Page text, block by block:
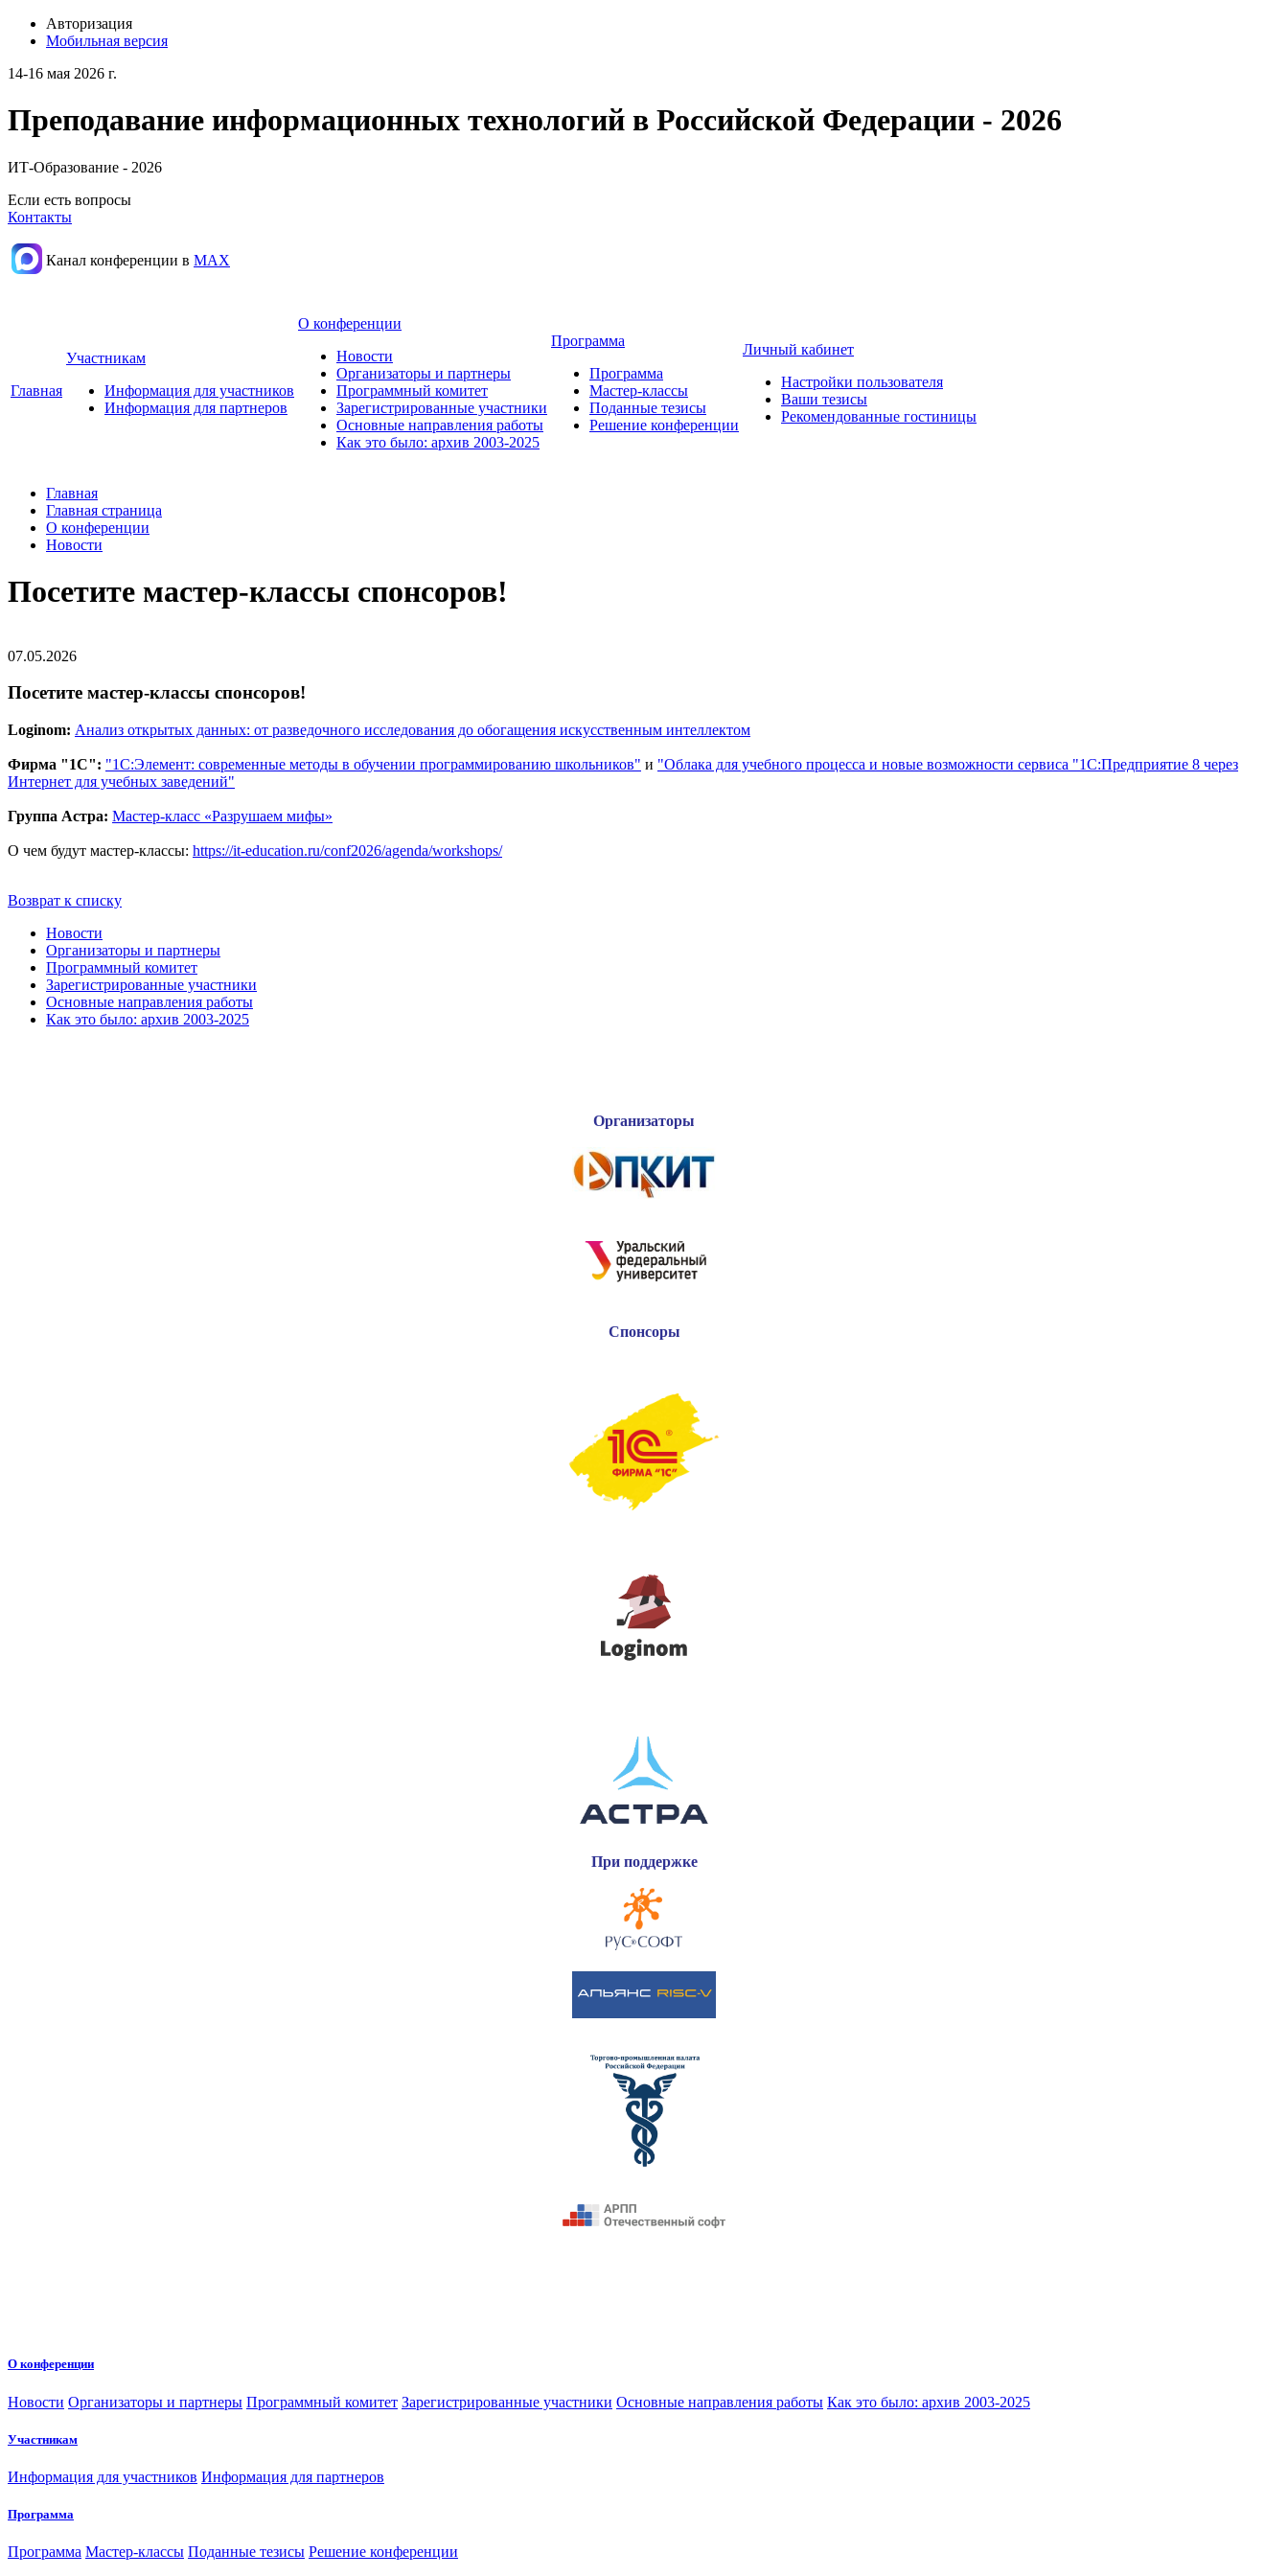
Авторизация
Мобильная версия
14-16 мая 2026 г.
Преподавание информационных технологий в Российской Федерации - 2026
ИТ-Образование - 2026
Если есть вопросы
Контакты
Канал конференции в МАХ
Главная
Участникам
Информация для участников
Информация для партнеров
О конференции
Новости
Организаторы и партнеры
Программный комитет
Зарегистрированные участники
Основные направления работы
Как это было: архив 2003-2025
Программа
Программа
Мастер-классы
Поданные тезисы
Решение конференции
Личный кабинет
Настройки пользователя
Ваши тезисы
Рекомендованные гостиницы
Главная
Главная страница
О конференции
Новости
Посетите мастер-классы спонсоров!
07.05.2026
Посетите мастер-классы спонсоров!
Loginom: Анализ открытых данных: от разведочного исследования до обогащения искусственным интеллектом
Фирма "1С": "1С:Элемент: современные методы в обучении программированию школьников" и "Облака для учебного процесса и новые возможности сервиса "1С:Предприятие 8 через
Интернет для учебных заведений"
Группа Астра: Мастер-класс «Разрушаем мифы»
О чем будут мастер-классы: https://it-education.ru/conf2026/agenda/workshops/
Возврат к списку
Новости
Организаторы и партнеры
Программный комитет
Зарегистрированные участники
Основные направления работы
Как это было: архив 2003-2025
Организаторы
Спонсоры
При поддержке
О конференции
Новости Организаторы и партнеры Программный комитет Зарегистрированные участники Основные направления работы Как это было: архив 2003-2025
Участникам
Информация для участников Информация для партнеров
Программа
Программа Мастер-классы Поданные тезисы Решение конференции